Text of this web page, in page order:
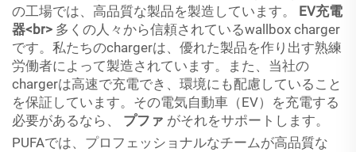
の工場では、高品質な製品を製造しています。 EV充電
器<br> 多くの人々から信頼されているwallbox charger
です。私たちのchargerは、優れた製品を作り出す熟練
労働者によって製造されています。また、当社の
chargerは高速で充電でき、環境にも配慮していること
を保証しています。その電気自動車（EV）を充電する
必要があるなら、 プファ がそれをサポートします。
PUFAでは、プロフェッショナルなチームが高品質な